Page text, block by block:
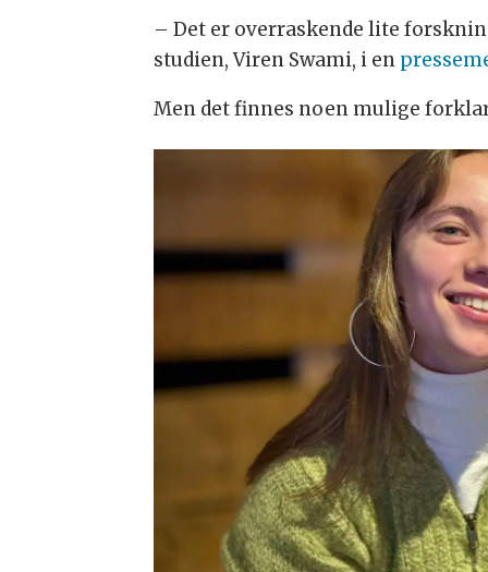
– Det er overraskende lite
studien, Viren Swami, i en
Men det finnes noen mulige